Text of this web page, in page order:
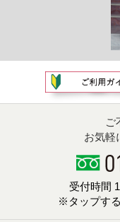
ご
お気軽
受付時間
※タップす